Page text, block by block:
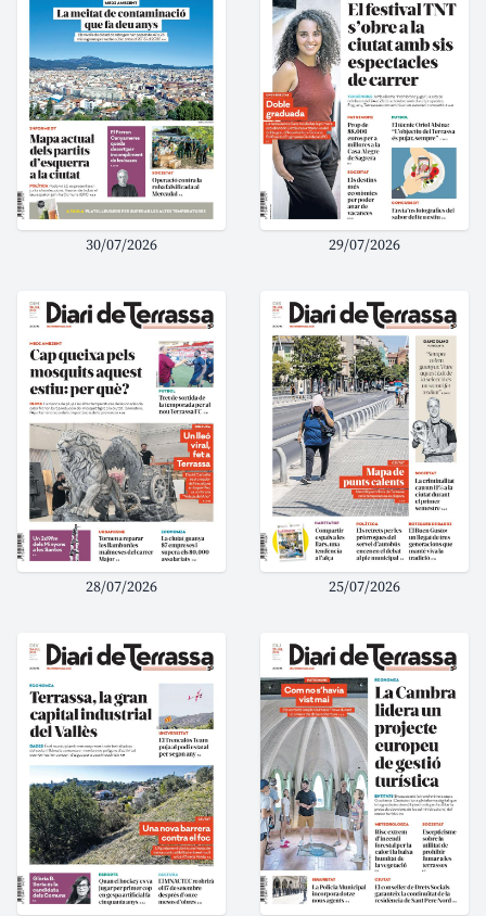
30/07/2026 29/07/2026
28/07/2026 25/07/2026